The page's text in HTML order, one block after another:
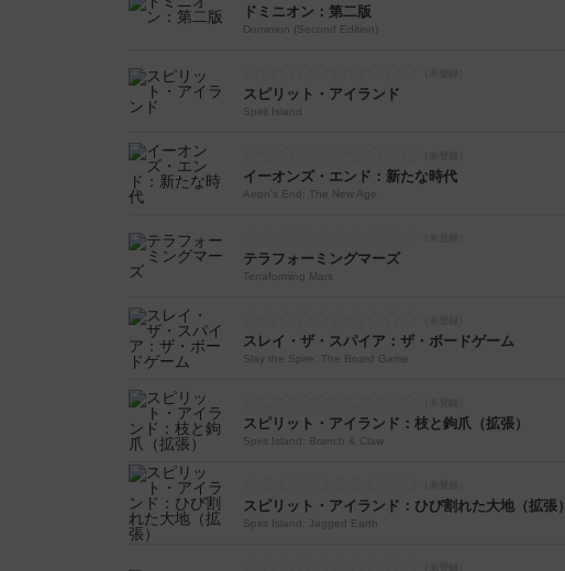
ドミニオン：第二版
Dominion (Second Edition)
スピリット・アイランド
Spirit Island
イーオンズ・エンド：新たな時代
Aeon's End: The New Age
テラフォーミングマーズ
Terraforming Mars
スレイ・ザ・スパイア：ザ・ボードゲーム
Slay the Spire: The Board Game
スピリット・アイランド：枝と鉤爪（拡張）
Spirit Island: Branch & Claw
スピリット・アイランド：ひび割れた大地（拡張）
Spirit Island: Jagged Earth